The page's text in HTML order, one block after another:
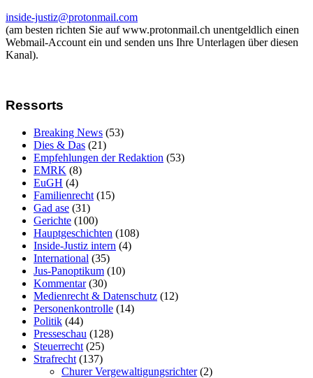
inside-justiz@protonmail.com
(am besten richten Sie auf www.protonmail.ch unentgeldlich einen
Webmail-Account ein und senden uns Ihre Unterlagen über diesen
Kanal).
Ressorts
Breaking News (53)
Dies & Das (21)
Empfehlungen der Redaktion (53)
EMRK (8)
EuGH (4)
Familienrecht (15)
Gad ase (31)
Gerichte (100)
Hauptgeschichten (108)
Inside-Justiz intern (4)
International (35)
Jus-Panoptikum (10)
Kommentar(30)
Medienrecht & Datenschutz (12)
Personenkontrolle (14)
Politik (44)
Presseschau (128)
Steuerrecht (25)
Strafrecht (137)
Churer Vergewaltigungsrichter(2)